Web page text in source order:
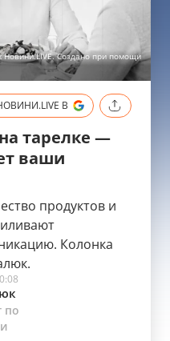
В
тарелке —
ваши
продуктов и
Колонка
по
Новини.LIVE. Создано при помощи